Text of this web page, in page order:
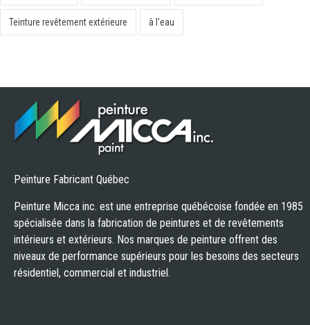
Teinture revêtement extérieure à l'eau
Peinture Fabricant Québec
Peinture Micca inc. est une entreprise québécoise fondée en 1985
spécialisée dans la fabrication de peintures et de revêtements
intérieurs et extérieurs. Nos marques de peinture offrent des
niveaux de performance supérieurs pour les besoins des secteurs
résidentiel, commercial et industriel.